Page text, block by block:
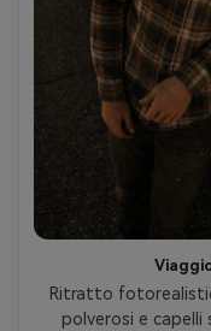
Ritratto
polverosi e capelli